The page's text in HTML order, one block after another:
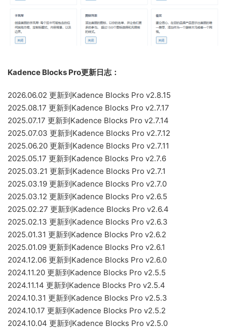
Kadence Blocks Pro更新日志：
2026.06.02 更新到Kadence Blocks Pro v2.8.15
2025.08.17 更新到Kadence Blocks Pro v2.7.17
2025.07.17 更新到Kadence Blocks Pro v2.7.14
2025.07.03 更新到Kadence Blocks Pro v2.7.12
2025.06.20 更新到Kadence Blocks Pro v2.7.11
2025.05.17 更新到Kadence Blocks Pro v2.7.6
2025.03.21 更新到Kadence Blocks Pro v2.7.1
2025.03.19 更新到Kadence Blocks Pro v2.7.0
2025.03.12 更新到Kadence Blocks Pro v2.6.5
2025.02.27 更新到Kadence Blocks Pro v2.6.4
2025.02.13 更新到Kadence Blocks Pro v2.6.3
2025.01.31 更新到Kadence Blocks Pro v2.6.2
2025.01.09 更新到Kadence Blocks Pro v2.6.1
2024.12.06 更新到Kadence Blocks Pro v2.6.0
2024.11.20 更新到Kadence Blocks Pro v2.5.5
2024.11.14 更新到Kadence Blocks Pro v2.5.4
2024.10.31 更新到Kadence Blocks Pro v2.5.3
2024.10.17 更新到Kadence Blocks Pro v2.5.2
2024.10.04 更新到Kadence Blocks Pro v2.5.0